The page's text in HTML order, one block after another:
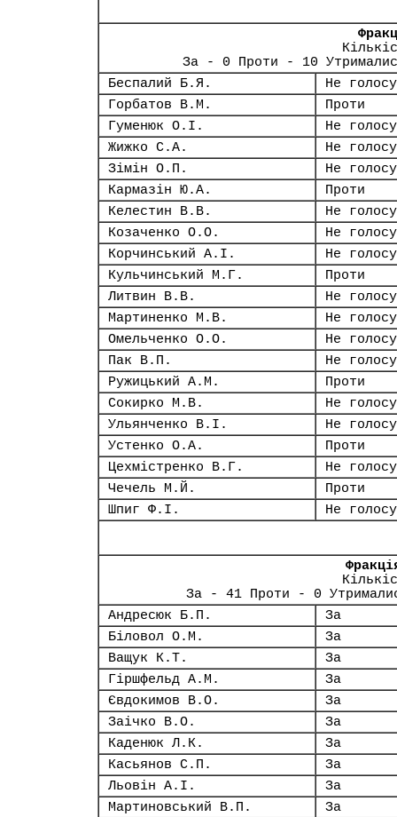
За - 0 Проти - 10
Беспалий Б.Я.
Не
Горбатов В.М.
Проти
Гуменюк О.І.
Не
Жижко С.А.
Не
Зімін О.П.
Не
Кармазін Ю.А.
Проти
Келестин В.В.
Не
Козаченко О.О.
Не
Корчинський А.І.
Не
Кульчинський М.Г.
Проти
Литвин В.В.
Не
Мартиненко М.В.
Не
Омельченко О.О.
Не
Пак В.П.
Не
Ружицький А.М.
Проти
Сокирко М.В.
Не
Ульянченко В.І.
Не
Устенко О.А.
Проти
Цехмістренко В.Г.
Не
Чечель М.Й.
Проти
Шпиг Ф.І.
Не
За - 41 Проти - 0
Андресюк Б.П.
За
Біловол О.М.
За
Ващук К.Т.
За
Гіршфельд А.М.
За
Євдокимов В.О.
За
Заічко В.О.
За
Каденюк Л.К.
За
Касьянов С.П.
За
Льовін А.І.
За
Мартиновський В.П.
За